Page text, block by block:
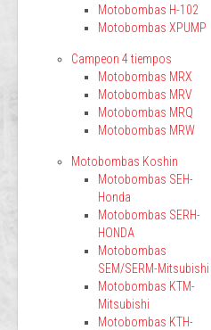
Motobombas H-102
Motobombas XPUMP
Campeon 4 tiempos
Motobombas MRX
Motobombas MRV
Motobombas MRQ
Motobombas MRW
Motobombas Koshin
Motobombas SEH-
Honda
Motobombas SERH-
HONDA
Motobombas
SEM/SERM-Mitsubishi
Motobombas KTM-
Mitsubishi
Motobombas KTH-